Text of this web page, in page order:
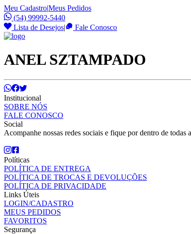
Meu Cadastro|Meus Pedidos
(54) 99992-5440
Lista de Desejos| Fale Conosco
ANEL SZTAMPADO
Institucional
SOBRE NÓS
FALE CONOSCO
Social
Acompanhe nossas redes sociais e fique por dentro de todas
Políticas
POLÍTICA DE ENTREGA
POLÍTICA DE TROCAS E DEVOLUÇÕES
POLÍTICA DE PRIVACIDADE
Links Úteis
LOGIN/CADASTRO
MEUS PEDIDOS
FAVORITOS
Segurança